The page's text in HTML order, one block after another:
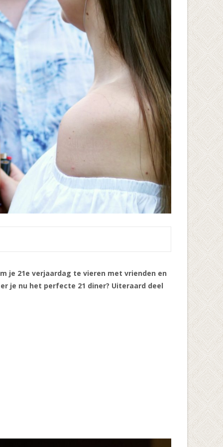
je 21e verjaardag te vieren met vrienden en
je nu het perfecte 21 diner? Uiteraard deel